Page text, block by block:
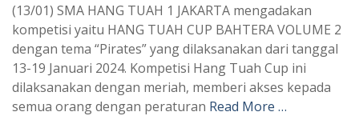
(13/01) SMA HANG TUAH 1 JAKARTA mengadakan
kompetisi yaitu HANG TUAH CUP BAHTERA VOLUME 2
dengan tema “Pirates” yang dilaksanakan dari tanggal
13-19 Januari 2024. Kompetisi Hang Tuah Cup ini
dilaksanakan dengan meriah, memberi akses kepada
semua orang dengan peraturan Read More …